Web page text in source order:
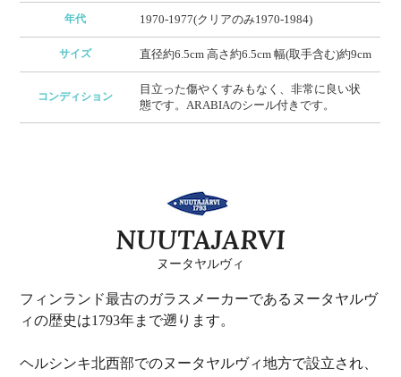
年代 1970-1977(クリアのみ1970-1984)
サイズ 直径約6.5cm 高さ約6.5cm 幅(取手含む)約9cm
コンディション
目立った傷やくすみもなく、非常に良い状
態です。ARABIAのシール付きです。
NUUTAJARVI
ヌータヤルヴィ
フィンランド最古のガラスメーカーであるヌータヤルヴ
ィの歴史は1793年まで遡ります。
ヘルシンキ北西部でのヌータヤルヴィ地方で設立され、